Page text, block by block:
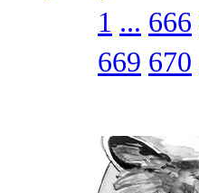
1 ... 666
669 670